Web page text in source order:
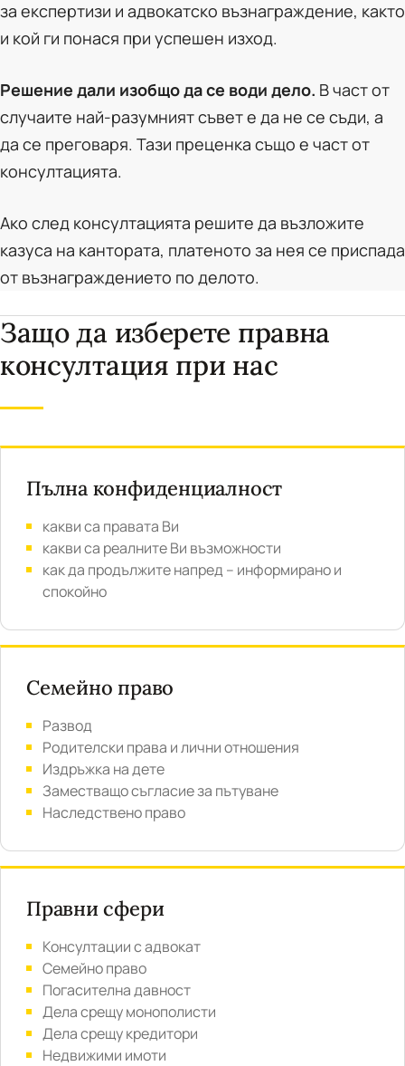
за експертизи и адвокатско възнаграждение, както
и кой ги понася при успешен изход.
Решение дали изобщо да се води дело. В част от
случаите най-разумният съвет е да не се съди, а
да се преговаря. Тази преценка също е част от
консултацията.
Ако след консултацията решите да възложите
казуса на кантората, платеното за нея се приспада
от възнаграждението по делото.
Защо да изберете правна
консултация при нас
Пълна конфиденциалност
какви са правата Ви
какви са реалните Ви възможности
как да продължите напред – информирано и
спокойно
Семейно право
Развод
Родителски права и лични отношения
Издръжка на дете
Заместващо съгласие за пътуване
Наследствено право
Правни сфери
Консултации с адвокат
Семейно право
Погасителна давност
Дела срещу монополисти
Дела срещу кредитори
Недвижими имоти